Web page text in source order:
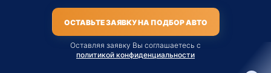
ОСТАВЬТЕ ЗАЯВКУ НА ПОДБОР АВТО
Оставляя заявку Вы соглашаетесь с
политикой конфиденциальности